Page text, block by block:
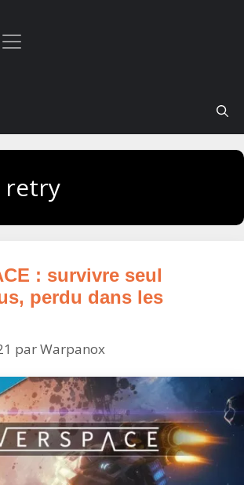
retry
: survivre seul
perdu dans les
parWarpanox